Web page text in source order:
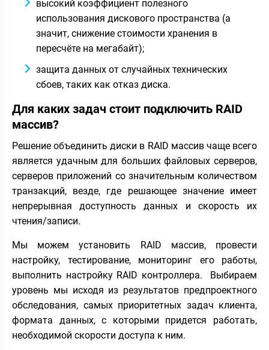
высокий коэффициент полезного
использования дискового пространства (а
значит, снижение стоимости хранения в
пересчёте на мегабайт);
защита данных от случайных технических
сбоев, таких как отказ диска.
Для каких задач стоит подключить RAID
массив?
Решение объединить диски в RAID массив чаще всего
является удачным для больших файловых серверов,
серверов приложений со значительным количеством
транзакций, везде, где решающее значение имеет
непрерывная доступность данных и скорость их
чтения/записи.
Мы можем установить RAID массив, провести
настройку, тестирование, мониторинг его работы,
выполнить настройку RAID контроллера. Выбираем
уровень мы исходя из результатов предпроектного
обследования, самых приоритетных задач клиента,
формата данных, с которыми придется работать,
необходимой скорости доступа к ним.